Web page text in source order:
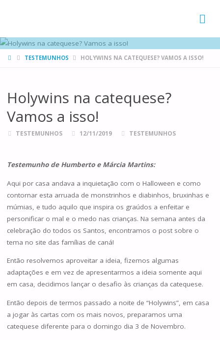
HOMETESTEMUNHOS HOLYWINS NA CATEQUESE? VAMOS A ISSO!
Holywins na catequese?
Vamos a isso!
TESTEMUNHOS 12/11/2019 TESTEMUNHOS
Testemunho de Humberto e Márcia Martins:
Aqui por casa andava a inquietação com o Halloween e como
contornar esta arruada de monstrinhos e diabinhos, bruxinhas e
múmias, e tudo aquilo que inspira os graúdos a enfeitar e
personificar o mal e o medo nas crianças. Na semana antes da
celebração do todos os Santos, encontramos o post sobre o
tema no site das famílias de caná!
Então resolvemos aproveitar a ideia, fizemos algumas
adaptações e em vez de apresentarmos a ideia somente aqui
em casa, decidimos lançar o desafio às crianças da catequese.
Então depois de termos passado a noite de “Holywins”, em casa
a jogar às cartas com os mais novos, preparamos uma
catequese diferente para o domingo dia 3 de Novembro.